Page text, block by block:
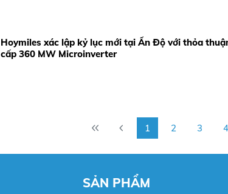
Hoymiles xác lập kỷ lục mới tại Ấn Độ với thỏa
cấp 360 MW Microinverter
1 2 3 4
SẢN PHẨM